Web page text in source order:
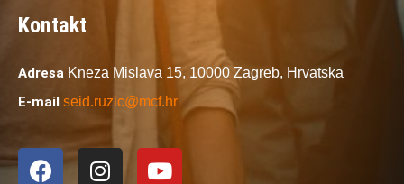
Kontakt
Adresa Kneza Mislava 15, 10000 Zagreb, Hrvatska
E-mail seid.ruzic@mcf.hr